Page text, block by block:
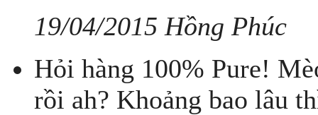
19/04/2015 Hồng Phúc
Hỏi hàng 100% Pure!
rồi ah? Khoảng bao lâu